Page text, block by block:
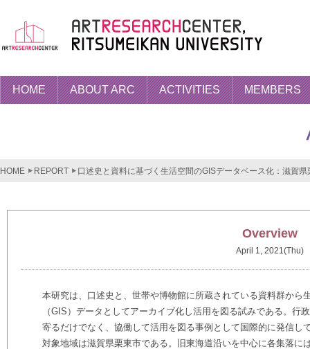
HOME ABOUT ARC ACTIVITIES MEMBERS
HOME REPORT 口述史と資料に基づく生活空間のGISデータベース化：滋賀
Overview
April 1, 2021(Thu)
本研究は、口述史と、世帯や博物館に所蔵されている資料群から
（GIS）データとしてアーカイブ化し活用を図る試みである。行
寄るだけでなく、協働して活用を図る事例として国際的に発信し
対象地域は滋賀県栗東市である。旧東海道沿いを中心に各集落に